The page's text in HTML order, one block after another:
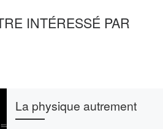
INTÉRESSÉ PAR
La physique autrement